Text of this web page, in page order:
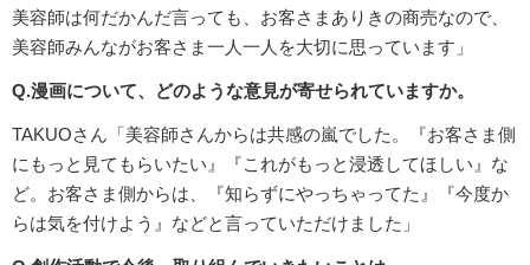
美容師は何だかんだ言っても、お客さまありきの商売なので、
美容師みんながお客さま一人一人を大切に思っています」
Q.漫画について、どのような意見が寄せられていますか。
TAKUOさん「美容師さんからは共感の嵐でした。『お客さま側
にもっと見てもらいたい』『これがもっと浸透してほしい』な
ど。お客さま側からは、『知らずにやっちゃってた』『今度か
らは気を付けよう』などと言っていただけました」